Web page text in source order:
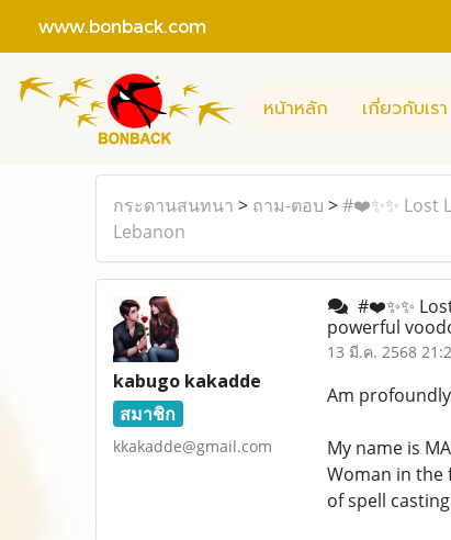
www.bonback.com
หน้าหลัก เกี่ยวกับเรา
กระดานสนทนา > ถาม-ตอบ >#❤️✨✨ Lost
Lebanon
kabugo kakadde
สมาชิก
kkakadde@gmail.com
#❤️✨✨
powerful
13 มี.ค. 2568
Am
My name is
Woman in the
of spell